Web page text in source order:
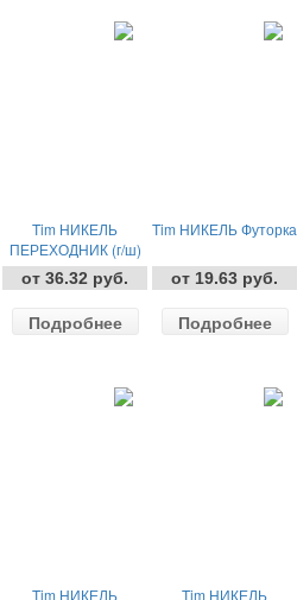
Tim НИКЕЛЬ
ПЕРЕХОДНИК (г/ш)
от 36.32 руб.
Подробнее
Tim НИКЕЛЬ Футорка
от 19.63 руб.
Подробнее
Tim НИКЕЛЬ Tim НИКЕЛЬ